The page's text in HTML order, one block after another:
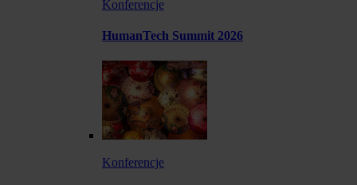
Konferencje
HumanTech Summit 2026
Konferencje